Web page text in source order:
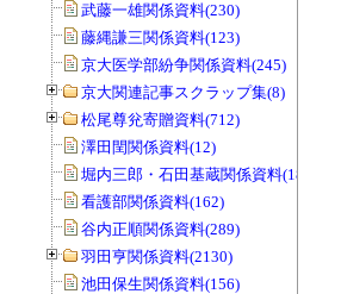
武藤一雄関係資料(230)
藤縄謙三関係資料(123)
京大医学部紛争関係資料(245)
京大関連記事スクラップ集(8)
松尾尊兊寄贈資料(712)
澤田閏関係資料(12)
堀内三郎・石田基蔵関係資料(189)
看護部関係資料(162)
谷内正順関係資料(289)
羽田亨関係資料(2130)
池田保生関係資料(156)